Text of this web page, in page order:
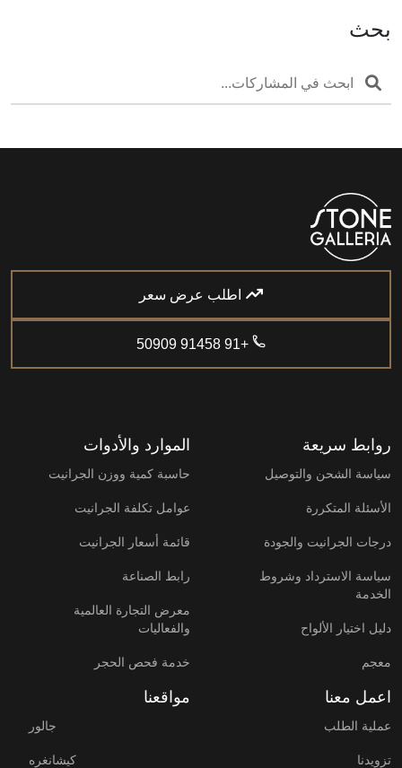
بحث
اطلب عرض سعر
+91 91458 50909
روابط سريعة
سياسة الشحن والتوصيل
الأسئلة المتكررة
درجات الجرانيت والجودة
سياسة الاسترداد وشروط
الخدمة
دليل اختيار الألواح
معجم
الموارد والأدوات
حاسبة كمية ووزن الجرانيت
عوامل تكلفة الجرانيت
قائمة أسعار الجرانيت
رابط الصناعة
معرض التجارة العالمية
والفعاليات
خدمة فحص الحجر
اعمل معنا
عملية الطلب
تزويدنا
مواقعنا
جالور
كيشانغره